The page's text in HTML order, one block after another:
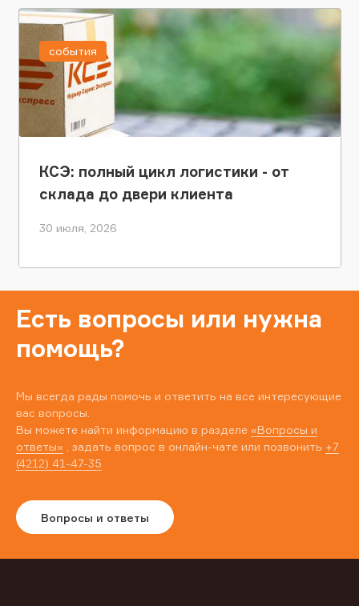
КСЭ: полный цикл логистики - от
склада до двери клиента
30 июля, 2026
события
Есть вопросы или нужна
помощь?
Мы всегда рады помочь и ответить на все интересующие
вас вопросы.
Вы можете найти информацию в разделе «Вопросы и
ответы» , задать вопрос в онлайн-чате или позвонить +7
(4212) 41-47-35
Вопросы и ответы